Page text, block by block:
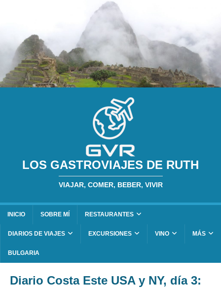
LOS GASTROVIAJES DE RUTH
VIAJAR, COMER, BEBER, VIVIR
INICIO SOBRE MÍ RESTAURANTES
DIARIOS DE VIAJES EXCURSIONES VINO MÁS
BULGARIA
Diario Costa Este USA y NY, día 3: